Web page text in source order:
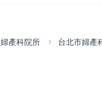
婦產科院所 台北市婦產